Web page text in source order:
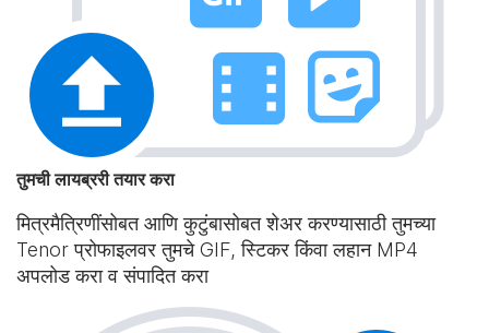
तुमची लायब्ररी तयार करा
मित्रमैत्रिणींसोबत आणि कुटुंबासोबत शेअर करण्यासाठी तुमच्या
Tenor प्रोफाइलवर तुमचे GIF, स्टिकर किंवा लहान MP4
अपलोड करा व संपादित करा